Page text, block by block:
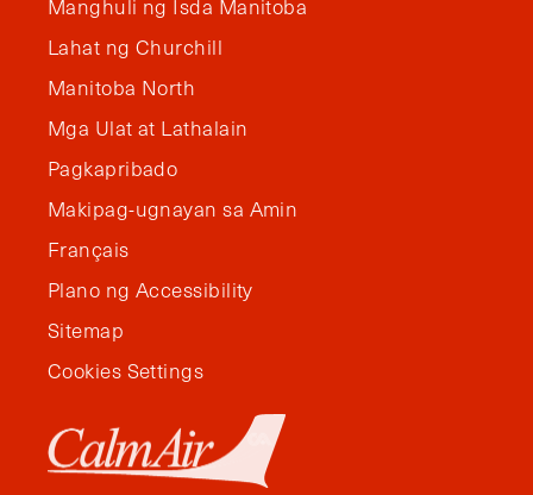
Manghuli ng Isda Manitoba
Lahat ng Churchill
Manitoba North
Mga Ulat at Lathalain
Pagkapribado
Makipag-ugnayan sa Amin
Français
Plano ng Accessibility
Sitemap
Cookies Settings